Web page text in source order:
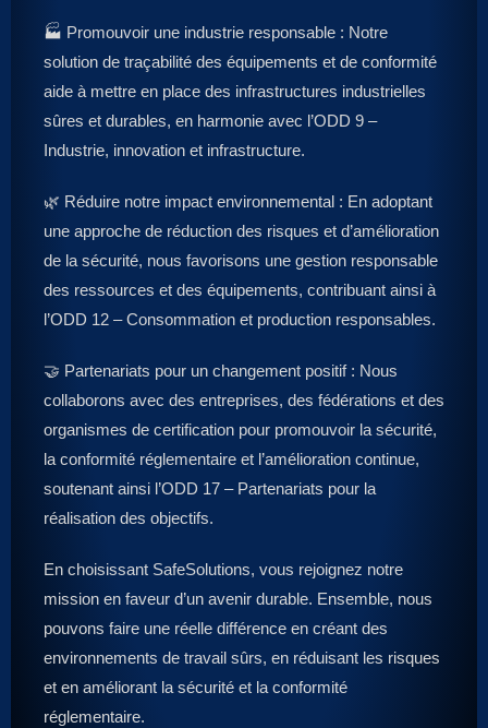
🏭 Promouvoir une industrie responsable : Notre
solution de traçabilité des équipements et de conformité
aide à mettre en place des infrastructures industrielles
sûres et durables, en harmonie avec l’ODD 9 –
Industrie, innovation et infrastructure.
🌿 Réduire notre impact environnemental : En adoptant
une approche de réduction des risques et d’amélioration
de la sécurité, nous favorisons une gestion responsable
des ressources et des équipements, contribuant ainsi à
l’ODD 12 – Consommation et production responsables.
🤝 Partenariats pour un changement positif : Nous
collaborons avec des entreprises, des fédérations et des
organismes de certification pour promouvoir la sécurité,
la conformité réglementaire et l’amélioration continue,
soutenant ainsi l’ODD 17 – Partenariats pour la
réalisation des objectifs.
En choisissant SafeSolutions, vous rejoignez notre
mission en faveur d’un avenir durable. Ensemble, nous
pouvons faire une réelle différence en créant des
environnements de travail sûrs, en réduisant les risques
et en améliorant la sécurité et la conformité
réglementaire.